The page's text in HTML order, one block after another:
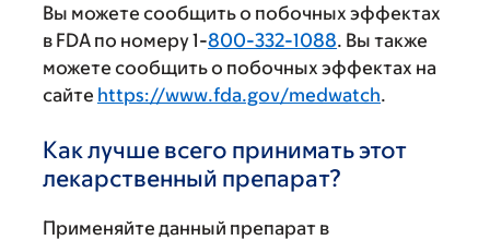
Вы можете сообщить о побочных эффектах
в FDA по номеру 1-800-332-1088. Вы также
можете сообщить о побочных эффектах на
сайте https://www.fda.gov/medwatch.
Как лучше всего принимать этот
лекарственный препарат?
Применяйте данный препарат в